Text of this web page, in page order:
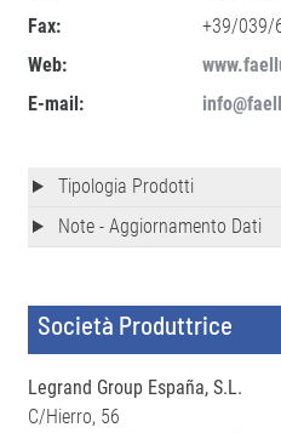
Fax:
+39/039/
Web:
E-mail:
Tipologia Prodotti
Note - Aggiornamento Dati
Società Produttrice
Legrand Group España, S.L.
C/Hierro, 56